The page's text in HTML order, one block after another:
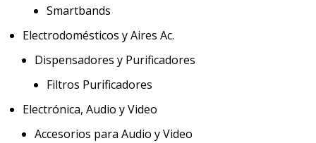
Smartbands
Electrodomésticos y Aires Ac.
Dispensadores y Purificadores
Filtros Purificadores
Electrónica, Audio y Video
Accesorios para Audio y Video